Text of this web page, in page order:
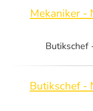
Mekaniker -
Butikschef
Butikschef -